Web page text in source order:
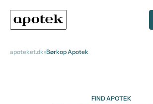
apoteket.dk Børkop Apotek
FIND APOTEK